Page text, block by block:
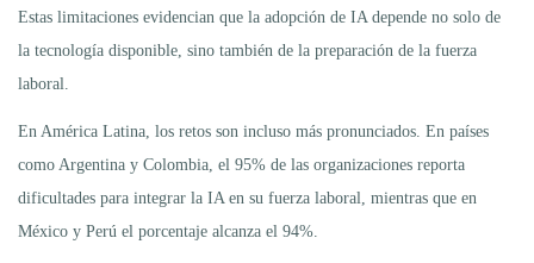
Estas limitaciones evidencian que la adopción de IA depende no solo de
la tecnología disponible, sino también de la preparación de la fuerza
laboral.
En América Latina, los retos son incluso más pronunciados. En países
como Argentina y Colombia, el 95% de las organizaciones reporta
dificultades para integrar la IA en su fuerza laboral, mientras que en
México y Perú el porcentaje alcanza el 94%.